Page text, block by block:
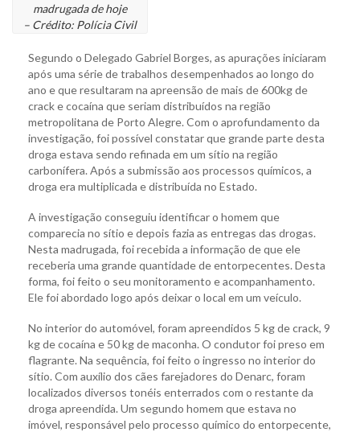
madrugada de hoje
– Crédito: Polícia Civil
Segundo o Delegado Gabriel Borges, as apurações iniciaram
após uma série de trabalhos desempenhados ao longo do
ano e que resultaram na apreensão de mais de 600kg de
crack e cocaína que seriam distribuídos na região
metropolitana de Porto Alegre. Com o aprofundamento da
investigação, foi possível constatar que grande parte desta
droga estava sendo refinada em um sítio na região
carbonífera. Após a submissão aos processos químicos, a
droga era multiplicada e distribuída no Estado.
A investigação conseguiu identificar o homem que
comparecia no sítio e depois fazia as entregas das drogas.
Nesta madrugada, foi recebida a informação de que ele
receberia uma grande quantidade de entorpecentes. Desta
forma, foi feito o seu monitoramento e acompanhamento.
Ele foi abordado logo após deixar o local em um veículo.
No interior do automóvel, foram apreendidos 5 kg de crack, 9
kg de cocaína e 50 kg de maconha. O condutor foi preso em
flagrante. Na sequência, foi feito o ingresso no interior do
sítio. Com auxílio dos cães farejadores do Denarc, foram
localizados diversos tonéis enterrados com o restante da
droga apreendida. Um segundo homem que estava no
imóvel, responsável pelo processo químico do entorpecente,